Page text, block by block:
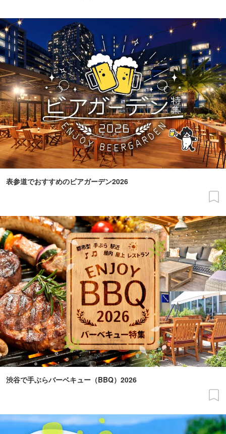
表参道でおすすめのビアガーデン2026
渋谷で手ぶらバーベキュー（BBQ）2026